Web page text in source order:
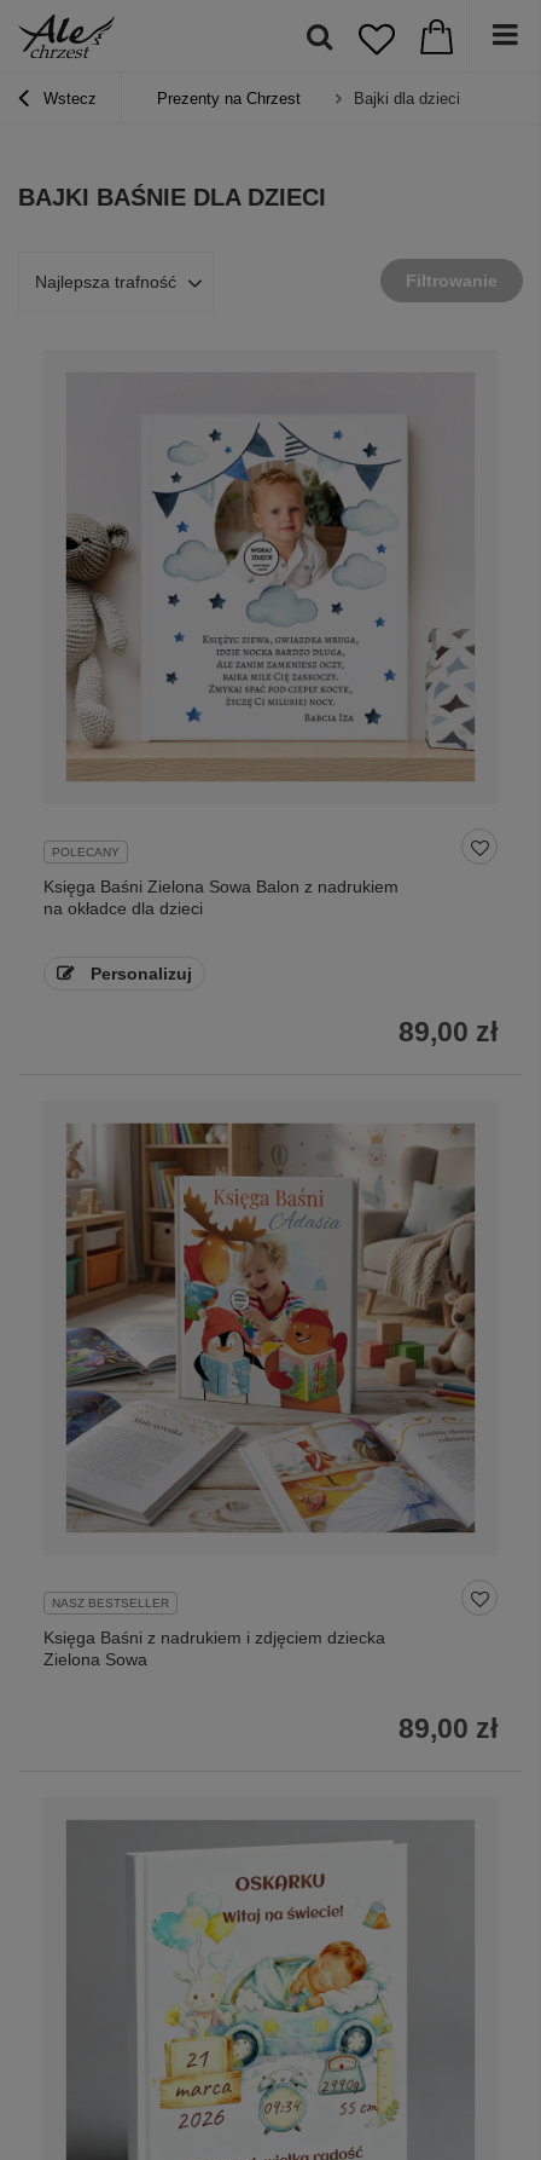
Wstecz Prezenty na Chrzest Bajki dla dzieci
BAJKI BAŚNIE DLA DZIECI
Najlepsza trafność Filtrowanie
POLECANY
Księga Baśni Zielona Sowa Balon z nadrukiem
na okładce dla dzieci
Personalizuj
89,00 zł
NASZ BESTSELLER
Księga Baśni z nadrukiem i zdjęciem dziecka
Zielona Sowa
89,00 zł